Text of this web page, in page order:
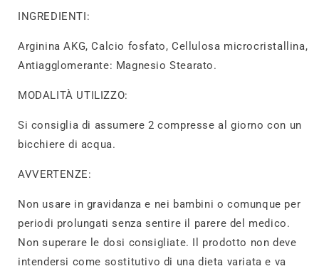
INGREDIENTI:
Arginina AKG, Calcio fosfato, Cellulosa microcristallina,
Antiagglomerante: Magnesio Stearato.
MODALITÀ UTILIZZO:
Si consiglia di assumere 2 compresse al giorno con un
bicchiere di acqua.
AVVERTENZE:
Non usare in gravidanza e nei bambini o comunque per
periodi prolungati senza sentire il parere del medico.
Non superare le dosi consigliate. Il prodotto non deve
intendersi come sostitutivo di una dieta variata e va